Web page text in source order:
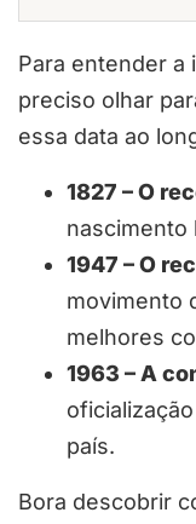
Para entender a
preciso olhar
essa data ao
1827 – O
nascimento
1947 – O
movimento
melhores
1963 – A
país.
Bora descobrir